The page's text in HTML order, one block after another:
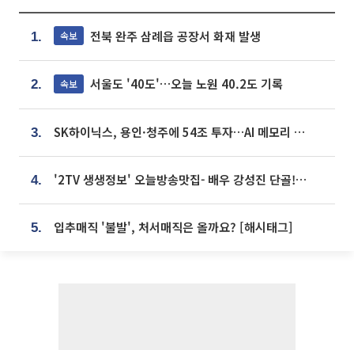
1. 속보 전북 완주 삼례읍 공장서 화재 발생
2. 속보 서울도 '40도'…오늘 노원 40.2도 기록
3. SK하이닉스, 용인·청주에 54조 투자…AI 메모리 생산기지 키운다
4. '2TV 생생정보' 오늘방송맛집- 배우 강성진 단골! 쌀국수ㆍ푸팟퐁 커리 맛집 '블○○○'
5. 입추매직 '불발', 처서매직은 올까요? [해시태그]